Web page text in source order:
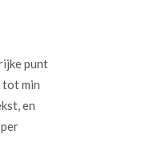
punt
tot min
en